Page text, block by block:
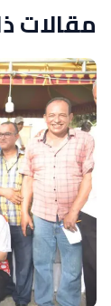
مقالات